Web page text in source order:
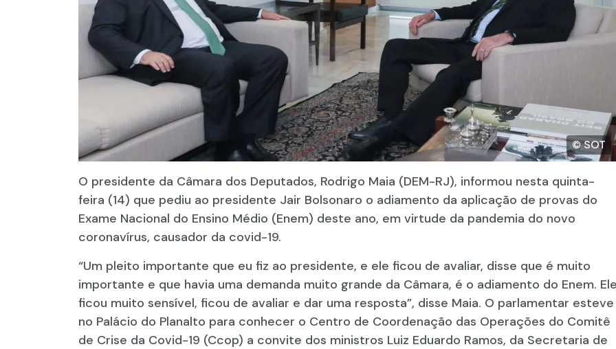
© SOT
O presidente da Câmara dos Deputados, Rodrigo Maia (DEM-RJ), informou nesta quinta-
feira (14) que pediu ao presidente Jair Bolsonaro o adiamento da aplicação de provas do
Exame Nacional do Ensino Médio (Enem) deste ano, em virtude da pandemia do novo
coronavírus, causador da covid-19.
“Um pleito importante que eu fiz ao presidente, e ele ficou de avaliar, disse que é muito
importante e que havia uma demanda muito grande da Câmara, é o adiamento do Enem.
ficou muito sensível, ficou de avaliar e dar uma resposta”, disse Maia. O parlamentar esteve
no Palácio do Planalto para conhecer o Centro de Coordenação das Operações do Comitê
de Crise da Covid-19 (Ccop) a convite dos ministros Luiz Eduardo Ramos, da Secretaria de